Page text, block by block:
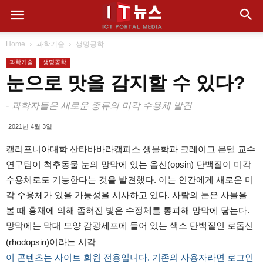
Home 과학기술 생명공학
과학기술 생명공학
눈으로 맛을 감지할 수 있다?
- 과학자들은 새로운 종류의 미각 수용체 발견
2021년 4월 3일
캘리포니아대학 산타바바라캠퍼스 생물학과 크레이그 몬텔 교수
연구팀이 척추동물 눈의 망막에 있는 옵신(opsin) 단백질이 미각
수용체로도 기능한다는 것을 발견했다. 이는 인간에게 새로운 미
각 수용체가 있을 가능성을 시사하고 있다. 사람의 눈은 사물을
볼 때 홍채에 의해 좁혀진 빛은 수정체를 통과해 망막에 닿는다.
망막에는 막대 모양 감광세포에 들어 있는 색소 단백질인 로돕신
(rhodopsin)이라는 시각
이 콘텐츠는 사이트 회원 전용입니다. 기존의 사용자라면 로그인